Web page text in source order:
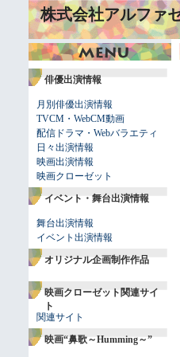
株式会社アルファ
俳優出演情報
月別俳優出演情報
TVCM・WebCM動画
配信ドラマ・Webバラエティ
日々出演情報
映画出演情報
映画クローゼット
イベント・舞台出演情報
舞台出演情報
イベント出演情報
オリジナル企画制作作品
映画クローゼット関連サイ
ト
関連サイト
映画“鼻歌～Humming～”